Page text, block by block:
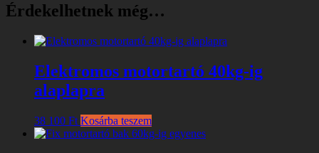
Érdekelhetnek még…
Elektromos motortartó 40kg-ig
alaplapra
38 100 Ft Kosárba teszem